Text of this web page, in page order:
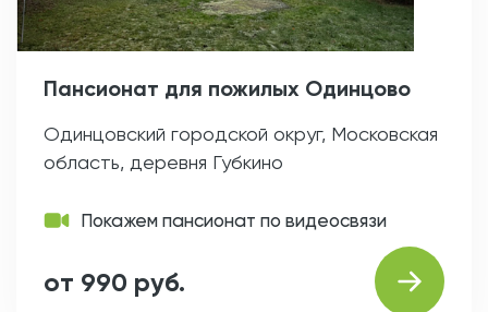
Пансионат для пожилых Одинцово
Одинцовский городской округ, Московская
область, деревня Губкино
Покажем пансионат по видеосвязи
от 990 руб.